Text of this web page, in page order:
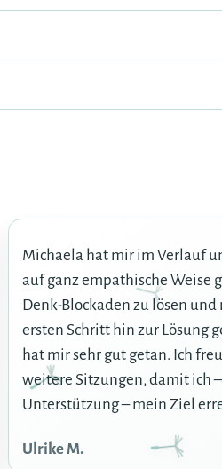
Michaela hat mir im Verlauf
auf ganz empathische Weise
Denk-Blockaden zu lösen und
ersten Schritt hin zur Lösung
hat mir sehr gut getan. Ich
weitere Sitzungen, damit ich
Unterstützung – mein Ziel
Ulrike M.